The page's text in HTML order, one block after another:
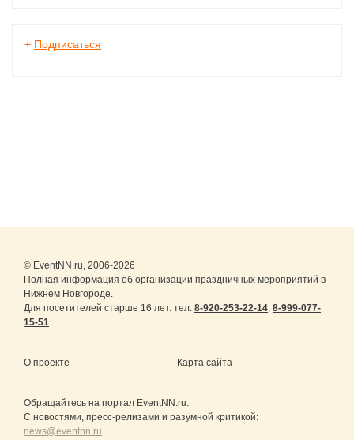
+ Подписаться
© EventNN.ru, 2006-2026
Полная информация об организации праздничных мероприятий в
Нижнем Новгороде.
Для посетителей старше 16 лет. тел. 8-920-253-22-14, 8-999-077-
15-51
О проекте Карта сайта
Обращайтесь на портал EventNN.ru:
С новостями, пресс-релизами и разумной критикой:
news@eventnn.ru